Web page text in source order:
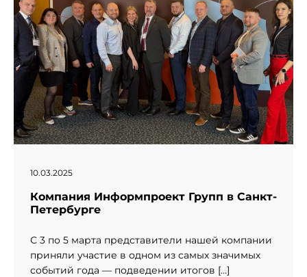
10.03.2025
Компания Информпроект Групп в Санкт-
Петербурге
С 3 по 5 марта представители нашей компании
приняли участие в одном из самых значимых
событий года — подведении итогов […]